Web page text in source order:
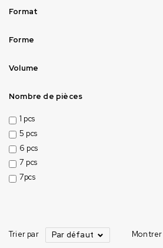
Format
Forme
Volume
Nombre de pièces
1 pcs
5 pcs
6 pcs
7 pcs
7pcs
Trier par Par défaut Montrer